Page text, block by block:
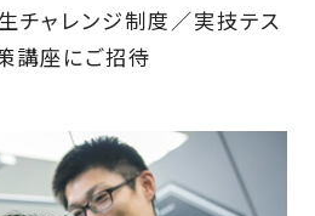
チャレンジ制度／実技テス
講座にご招待